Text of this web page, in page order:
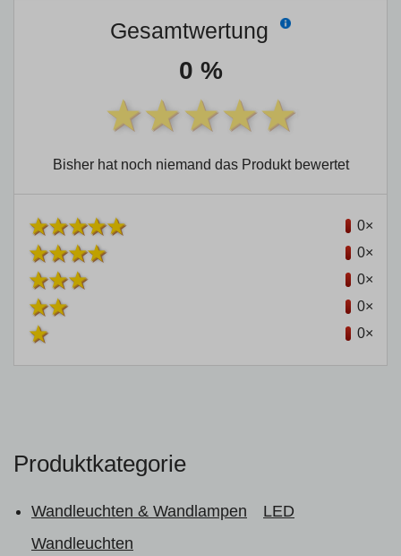
Gesamtwertung
0 %
Bisher hat noch niemand das Produkt bewertet
0×
0×
0×
0×
0×
Produktkategorie
Wandleuchten & Wandlampen
LED
Wandleuchten